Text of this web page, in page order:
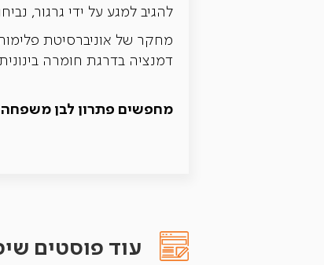
להגיב למגע על ידי גרגור,
מחקר של אוניברסיטת
דמנציה בדרגת חומרה
מחפשים פתרון לבן משפחה
עוד פוסטים